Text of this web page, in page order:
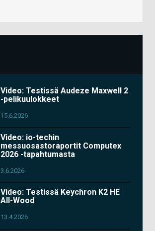
Video: Testissä Audeze Maxwell 2
-pelikuulokkeet
15.6.2026
Video: io-techin
messuosastoraportit Computex
2026 -tapahtumasta
3.6.2026
Video: Testissä Keychron K2 HE
All-Wood
13.4.2026